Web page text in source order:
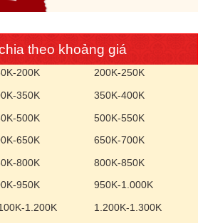
theo khoảng giá
200K
200K-250K
350K
350K-400K
500K
500K-550K
650K
650K-700K
800K
800K-850K
950K
950K-1.000K
1.200K
1.200K-1.300K